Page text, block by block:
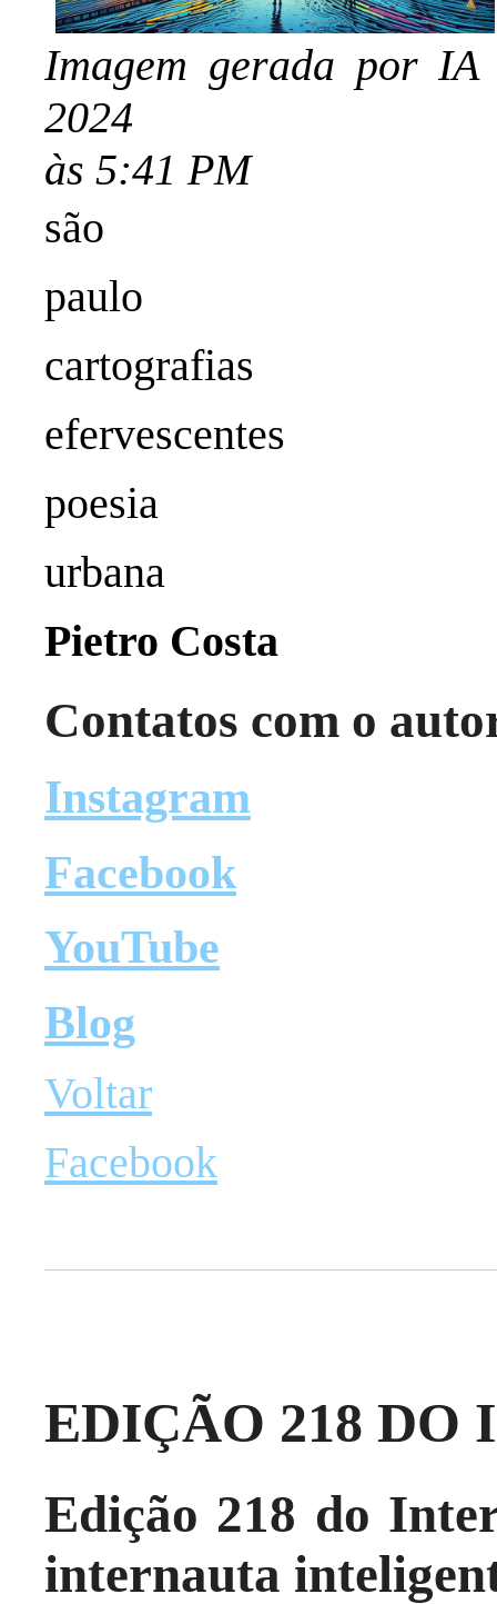
Imagem gerada por
2024
às 5:41 PM
são
paulo
cartografias
efervescentes
poesia
urbana
Pietro Costa
Contatos com o
Instagram
Facebook
YouTube
Blog
Voltar
Facebook
EDIÇÃO 218 DO
Edição 218 do
internauta